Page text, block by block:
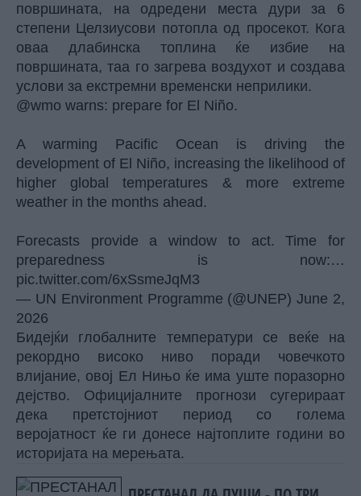
површината, на одредени места дури за 6
степени Целзиусови потопла од просекот. Кога
оваа длабинска топлина ќе избие на
површината, таа го загрева воздухот и создава
услови за екстремни временски неприлики.
@wmo warns: prepare for El Niño.
A warming Pacific Ocean is driving the
development of El Niño, increasing the likelihood of
higher global temperatures & more extreme
weather in the months ahead.
Forecasts provide a window to act. Time for
preparedness is now:…
pic.twitter.com/6xSsmeJqM3
— UN Environment Programme (@UNEP)June 2,
2026
Бидејќи глобалните температури се веќе на
рекордно високо ниво поради човечкото
влијание, овој Ел Нињо ќе има уште поразорно
дејство. Официјалните прогнози сугерираат
дека претстојниот период со голема
веројатност ќе ги донесе најтоплите години во
историјата на мерењата.